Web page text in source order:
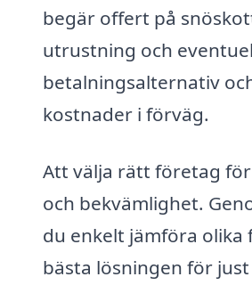
begär offert på
utrustning och
betalningsalternativ
kostnader i förväg.
Att välja rätt företag
och bekvämlighet.
du enkelt jämföra
bästa lösningen för